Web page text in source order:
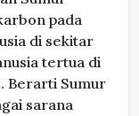
pada
di sekitar
tertua di
Berarti Sumur
sarana